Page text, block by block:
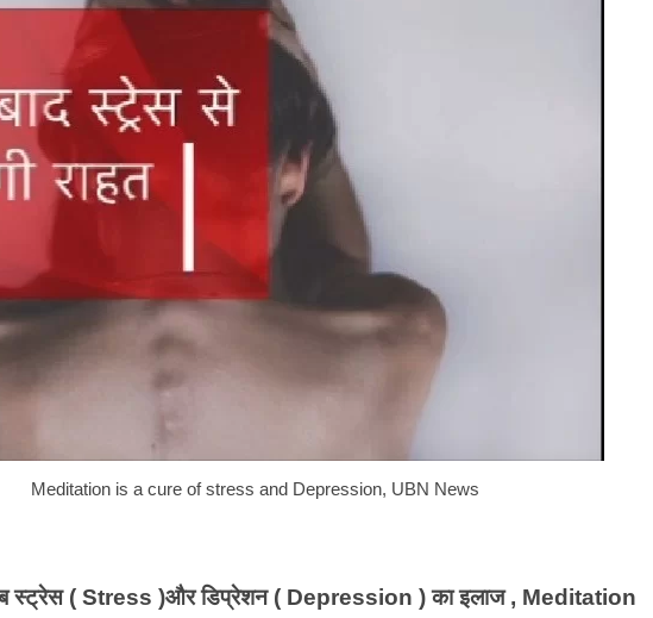
is a cure of stress and Depression, UBN News
स्ट्रेस ( Stress )और डिप्रेशन ( Depression ) का इलाज , Meditation